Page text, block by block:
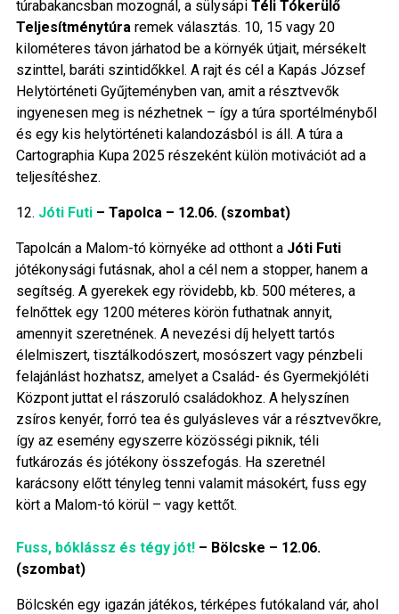
túrabakancsban mozognál, a sülysápi Téli Tókerülő
Teljesítménytúra remek választás. 10, 15 vagy 20
kilométeres távon járhatod be a környék útjait, mérsékelt
szinttel, baráti szintidőkkel. A rajt és cél a Kapás József
Helytörténeti Gyűjteményben van, amit a résztvevők
ingyenesen meg is nézhetnek – így a túra sportélményből
és egy kis helytörténeti kalandozásból is áll. A túra a
Cartographia Kupa 2025 részeként külön motivációt ad a
teljesítéshez.
12. Jóti Futi– Tapolca – 12.06. (szombat)
Tapolcán a Malom-tó környéke ad otthont a Jóti Futi
jótékonysági futásnak, ahol a cél nem a stopper, hanem a
segítség. A gyerekek egy rövidebb, kb. 500 méteres, a
felnőttek egy 1200 méteres körön futhatnak annyit,
amennyit szeretnének. A nevezési díj helyett tartós
élelmiszert, tisztálkodószert, mosószert vagy pénzbeli
felajánlást hozhatsz, amelyet a Család- és Gyermekjóléti
Központ juttat el rászoruló családokhoz. A helyszínen
zsíros kenyér, forró tea és gulyásleves vár a résztvevőkre,
így az esemény egyszerre közösségi piknik, téli
futkározás és jótékony összefogás. Ha szeretnél
karácsony előtt tényleg tenni valamit másokért, fuss egy
kört a Malom-tó körül – vagy kettőt.
Fuss, bóklássz és tégy jót!– Bölcske – 12.06.
(szombat)
Bölcskén egy igazán játékos, térképes futókaland vár, ahol